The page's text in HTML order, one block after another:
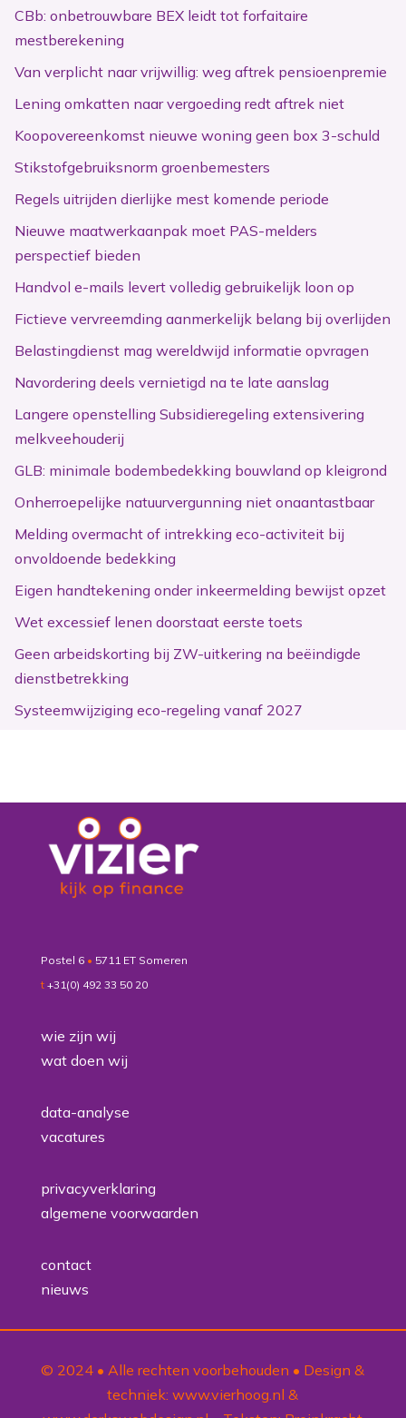
CBb: onbetrouwbare BEX leidt tot forfaitaire
mestberekening
Van verplicht naar vrijwillig: weg aftrek pensioenpremie
Lening omkatten naar vergoeding redt aftrek niet
Koopovereenkomst nieuwe woning geen box 3-schuld
Stikstofgebruiksnorm groenbemesters
Regels uitrijden dierlijke mest komende periode
Nieuwe maatwerkaanpak moet PAS-melders
perspectief bieden
Handvol e-mails levert volledig gebruikelijk loon op
Fictieve vervreemding aanmerkelijk belang bij overlijden
Belastingdienst mag wereldwijd informatie opvragen
Navordering deels vernietigd na te late aanslag
Langere openstelling Subsidieregeling extensivering
melkveehouderij
GLB: minimale bodembedekking bouwland op kleigrond
Onherroepelijke natuurvergunning niet onaantastbaar
Melding overmacht of intrekking eco-activiteit bij
onvoldoende bedekking
Eigen handtekening onder inkeermelding bewijst opzet
Wet excessief lenen doorstaat eerste toets
Geen arbeidskorting bij ZW-uitkering na beëindigde
dienstbetrekking
Systeemwijziging eco-regeling vanaf 2027
Postel 6 • 5711 ET Someren
t +31(0) 492 33 50 20
wie zijn wij
wat doen wij
data-analyse
vacatures
privacyverklaring
algemene voorwaarden
contact
nieuws
© 2024 • Alle rechten voorbehouden • Design &
techniek:www.vierhoog.nl &